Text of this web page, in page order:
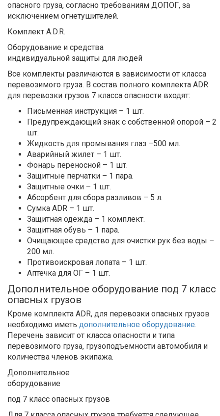
опасного груза, согласно требованиям ДОПОГ, за
исключением огнетушителей.
Комплект A.D.R.
Оборудование и средства
индивидуальной защиты для людей
Все комплекты различаются в зависимости от класса
перевозимого груза. В состав полного комплекта ADR
для перевозки грузов 7 класса опасности входят:
Письменная инструкция – 1 шт.
Предупреждающий знак с собственной опорой – 2
шт.
Жидкость для промывания глаз –500 мл.
Аварийный жилет – 1 шт.
Фонарь переносной – 1 шт.
Защитные перчатки – 1 пара.
Защитные очки – 1 шт.
Абсорбент для сбора разливов – 5 л.
Сумка ADR – 1 шт.
Защитная одежда – 1 комплект.
Защитная обувь – 1 пара.
Очищающее средство для очистки рук без воды –
200 мл.
Противоискровая лопата – 1 шт.
Аптечка для ОГ – 1 шт.
Дополнительное оборудование под 7 класс
опасных грузов
Кроме комплекта ADR, для перевозки опасных грузов
необходимо иметь дополнительное оборудование.
Перечень зависит от класса опасности и типа
перевозимого груза, грузоподъемности автомобиля и
количества членов экипажа.
Дополнительное
оборудование
под 7 класс опасных грузов